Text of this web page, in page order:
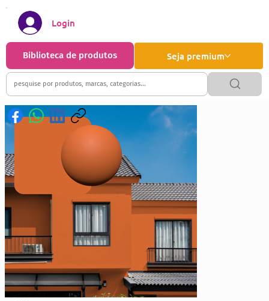
Seja premium
Biblioteca de produtos
Login